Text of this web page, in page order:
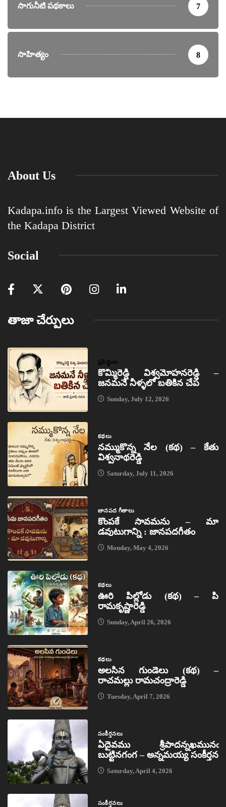
సాగునీటి పథకాలు 7
సాహిత్యం 8
About Us
Kadapa.info is the Largest Viewed Website of
the Kadapa District
Social
తాజా చేర్పులు
ప్రసిద్ధులు
కొమ్మిరెడ్డి విశ్వమోహనరెడ్డి –
జనమనే నీళ్ళలో బతికిన చేప
Sunday, July 12, 2026
కథలు
నమ్ముకొన్న నేల (కథ) – కేతు
విశ్వనాథరెడ్డి
Saturday, July 11, 2026
జానపద గీతాలు
కొంపకే సావమను – మా
డవుటుగాన్ని : జానపదగీతం
Monday, May 4, 2026
కథలు
ఊరి పిల్లోడు (కథ) – పి
రామకృష్ణారెడ్డి
Sunday, April 26, 2026
కథలు
అలసిన గుండెలు (కథ) –
రాచమల్లు రామచంద్రారెడ్డి
Tuesday, April 7, 2026
సంకీర్తనలు
ఏదైవము శ్రీపాదన్నఖమునఁ
బుట్టినగంగ – అన్నమయ్య సంకీర్తన
Saturday, April 4, 2026
సంకీర్తనలు